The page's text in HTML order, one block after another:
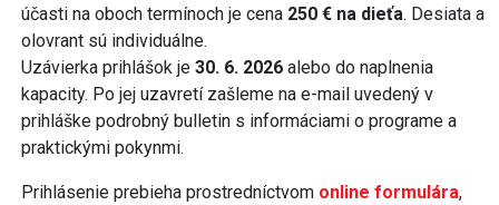
účasti na oboch termínoch je cena 250 € na dieťa. Desiata a
olovrant sú individuálne.
Uzávierka prihlášok je 30. 6. 2026 alebo do naplnenia
kapacity. Po jej uzavretí zašleme na e-mail uvedený v
prihláške podrobný bulletin s informáciami o programe a
praktickými pokynmi.
Prihlásenie prebieha prostredníctvom online formulára,